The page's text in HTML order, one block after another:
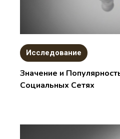
Исследование
Значение и
Социальных Сетях